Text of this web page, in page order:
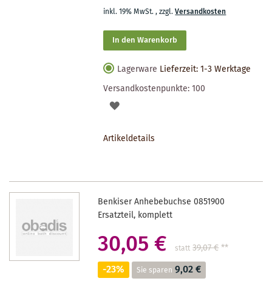
inkl. 19% MwSt.,zzgl.Versandkosten
In den Warenkorb
Lagerware Lieferzeit: 1-3 Werktage
Versandkostenpunkte:100
AUF
Artikeldetails
Benkiser Anhebebuchse 0851900
Ersatzteil, komplett
30,05 € statt 39,07 €**
-23% Sie sparen 9,02 €